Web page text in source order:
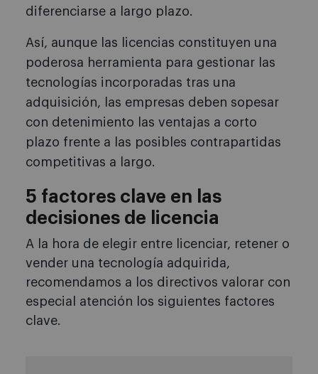
diferenciarse a largo plazo.
Así, aunque las licencias constituyen una
poderosa herramienta para gestionar las
tecnologías incorporadas tras una
adquisición, las empresas deben sopesar
con detenimiento las ventajas a corto
plazo frente a las posibles contrapartidas
competitivas a largo.
5 factores clave en las
decisiones de licencia
A la hora de elegir entre licenciar, retener o
vender una tecnología adquirida,
recomendamos a los directivos valorar con
especial atención los siguientes factores
clave.